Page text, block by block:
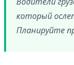
который
Планируйте